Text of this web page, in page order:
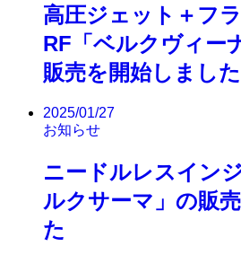
高圧ジェット＋フ
RF「ベルクヴィー
販売を開始しました
2025/01/27
お知らせ
ニードルレスイン
ルクサーマ」の販
た